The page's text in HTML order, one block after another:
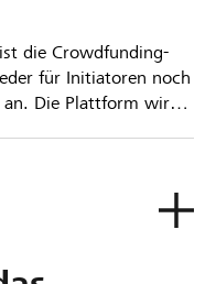
die Crowdfunding-
für Initiatoren noch
Die Plattform wird